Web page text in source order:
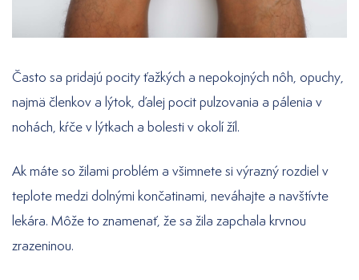
Často sa pridajú pocity ťažkých a nepokojných nôh, opuchy,
najmä členkov a lýtok, ďalej pocit pulzovania a pálenia v
nohách, kŕče v lýtkach a bolesti v okolí žíl.
Ak máte so žilami problém a všimnete si výrazný rozdiel v
teplote medzi dolnými končatinami, neváhajte a navštívte
lekára. Môže to znamenať, že sa žila zapchala krvnou
zrazeninou.